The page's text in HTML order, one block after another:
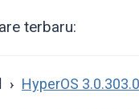
terbaru:
HyperOS